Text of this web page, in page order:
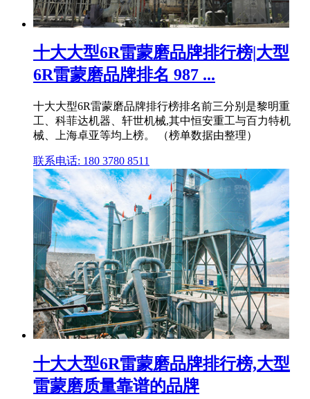
十大大型6R雷蒙磨品牌排行榜|大型
6R雷蒙磨品牌排名 987 ...
十大大型6R雷蒙磨品牌排行榜排名前三分别是黎明重
工、科菲达机器、轩世机械,其中恒安重工与百力特机
械、上海卓亚等均上榜。 （榜单数据由整理）
联系电话: 180 3780 8511
十大大型6R雷蒙磨品牌排行榜,大型
雷蒙磨质量靠谱的品牌